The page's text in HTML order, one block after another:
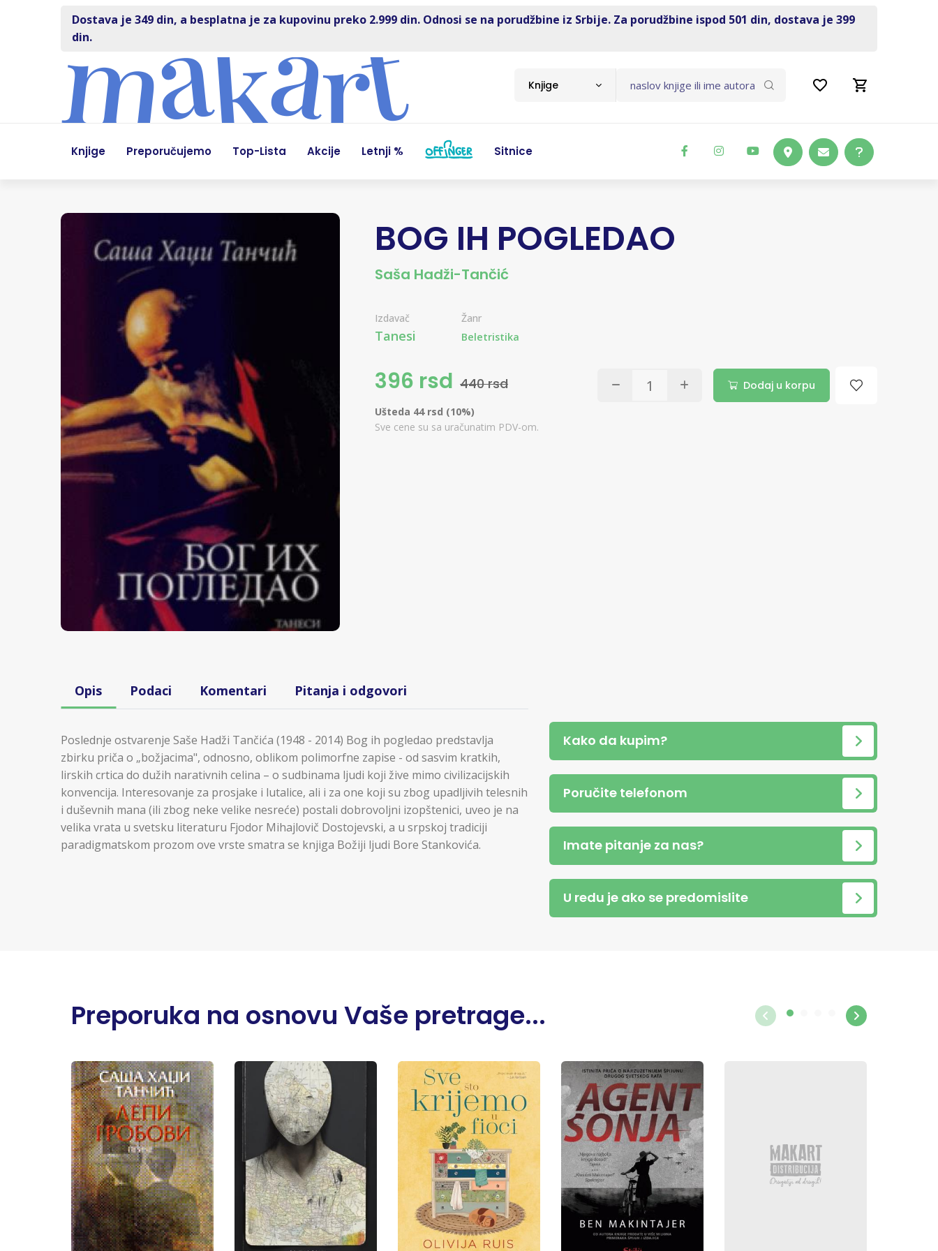
Dostava je 349 din, a besplatna je za kupovinu preko 2.999 din. Odnosi se na porudžbine iz Srbije. Za porudžbine ispod 501 din, dostava je 399
din.
Knjige
Knjige Preporučujemo Top-Lista Akcije Letnji % Sitnice
BOG IH POGLEDAO
Saša Hadži-Tančić
Izdavač
Tanesi
Žanr
Beletristika
396 rsd 440 rsd Dodaj u korpu
Ušteda 44 rsd (10%)
Sve cene su sa uračunatim PDV-om.
Opis Podaci Komentari Pitanja i odgovori
Poslednje ostvarenje Saše Hadži Tančića (1948 - 2014) Bog ih pogledao predstavlja
zbirku priča o „božjacima", odnosno, oblikom polimorfne zapise - od sasvim kratkih,
lirskih crtica do dužih narativnih celina – o sudbinama ljudi koji žive mimo civilizacijskih
konvencija. Interesovanje za prosjake i lutalice, ali i za one koji su zbog upadljivih telesnih
i duševnih mana (ili zbog neke velike nesreće) postali dobrovoljni izopštenici, uveo je na
velika vrata u svetsku literaturu Fjodor Mihajlovič Dostojevski, a u srpskoj tradiciji
paradigmatskom prozom ove vrste smatra se knjiga Božiji ljudi Bore Stankovića.
Kako da kupim?
Poručite telefonom
Imate pitanje za nas?
U redu je ako se predomislite
Preporuka na osnovu Vaše pretrage...